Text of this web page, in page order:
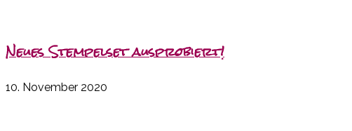
Neues Stempelset ausprobiert!
10. November 2020